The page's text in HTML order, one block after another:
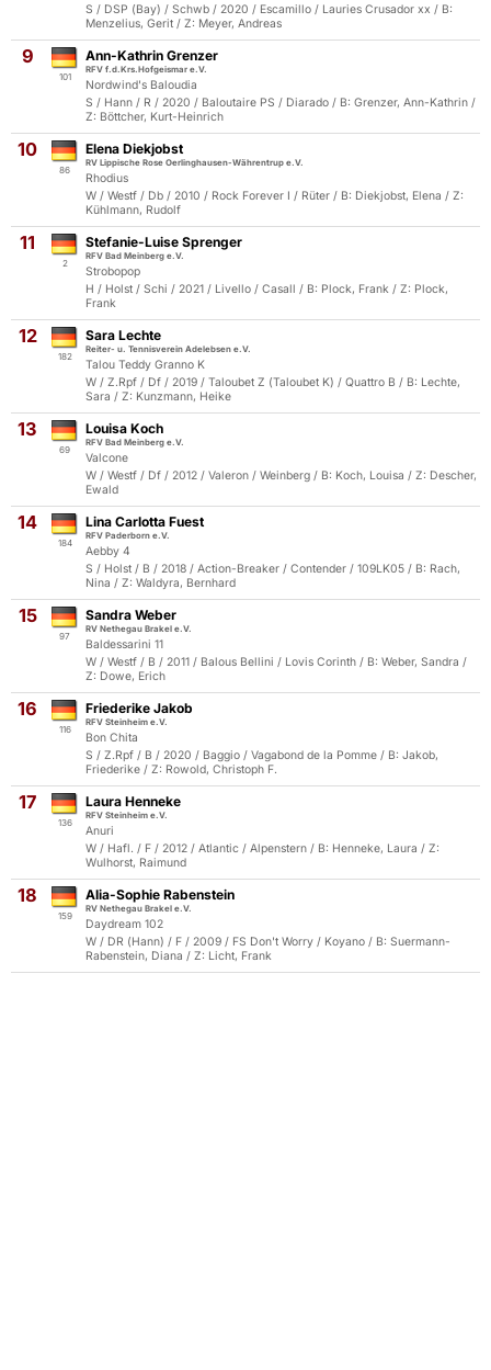
S / DSP (Bay) / Schwb / 2020 / Escamillo / Lauries Crusador xx / B:
Menzelius, Gerit / Z: Meyer, Andreas
9
101
Ann-Kathrin Grenzer
RFV f.d.Krs.Hofgeismar e.V.
Nordwind's Baloudia
S / Hann / R / 2020 / Baloutaire PS / Diarado / B: Grenzer, Ann-Kathrin /
Z: Böttcher, Kurt-Heinrich
10
86
Elena Diekjobst
RV Lippische Rose Oerlinghausen-Währentrup e.V.
Rhodius
W / Westf / Db / 2010 / Rock Forever I / Rüter / B: Diekjobst, Elena / Z:
Kühlmann, Rudolf
11
2
Stefanie-Luise Sprenger
RFV Bad Meinberg e.V.
Strobopop
H / Holst / Schi / 2021 / Livello / Casall / B: Plock, Frank / Z: Plock,
Frank
12
182
Sara Lechte
Reiter- u. Tennisverein Adelebsen e.V.
Talou Teddy Granno K
W / Z.Rpf / Df / 2019 / Taloubet Z (Taloubet K) / Quattro B / B: Lechte,
Sara / Z: Kunzmann, Heike
13
69
Louisa Koch
RFV Bad Meinberg e.V.
Valcone
W / Westf / Df / 2012 / Valeron / Weinberg / B: Koch, Louisa / Z: Descher,
Ewald
14
184
Lina Carlotta Fuest
RFV Paderborn e.V.
Aebby 4
S / Holst / B / 2018 / Action-Breaker / Contender / 109LK05 / B: Rach,
Nina / Z: Waldyra, Bernhard
15
97
Sandra Weber
RV Nethegau Brakel e.V.
Baldessarini 11
W / Westf / B / 2011 / Balous Bellini / Lovis Corinth / B: Weber, Sandra /
Z: Dowe, Erich
16
116
Friederike Jakob
RFV Steinheim e.V.
Bon Chita
S / Z.Rpf / B / 2020 / Baggio / Vagabond de la Pomme / B: Jakob,
Friederike / Z: Rowold, Christoph F.
17
136
Laura Henneke
RFV Steinheim e.V.
Anuri
W / Hafl. / F / 2012 / Atlantic / Alpenstern / B: Henneke, Laura / Z:
Wulhorst, Raimund
18
159
Alia-Sophie Rabenstein
RV Nethegau Brakel e.V.
Daydream 102
W / DR (Hann) / F / 2009 / FS Don't Worry / Koyano / B: Suermann-
Rabenstein, Diana / Z: Licht, Frank